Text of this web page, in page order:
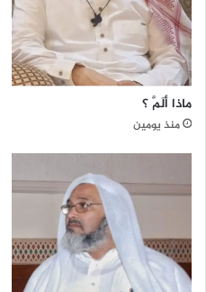
ماذا ألَمَّ ؟
منذ يومين